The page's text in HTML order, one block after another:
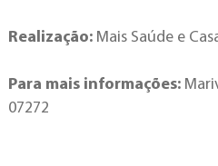
Realização: Mais Saúde e
Para mais informações:
07272